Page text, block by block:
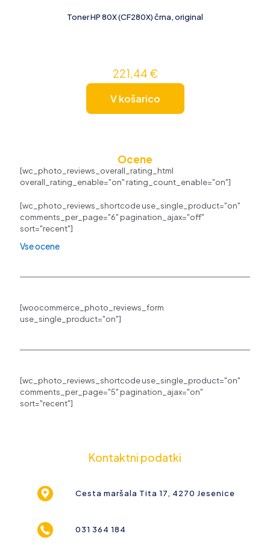
Toner HP 80X (CF280X) črna, original
221,44 €
V košarico
Ocene
[wc_photo_reviews_overall_rating_html
overall_rating_enable="on" rating_count_enable="on"]
[wc_photo_reviews_shortcode use_single_product="on"
comments_per_page="6" pagination_ajax="off"
sort="recent"]
Vse ocene
[woocommerce_photo_reviews_form
use_single_product="on"]
[wc_photo_reviews_shortcode use_single_product="on"
comments_per_page="5" pagination_ajax="on"
sort="recent"]
Kontaktni podatki
Cesta maršala Tita 17, 4270 Jesenice
031 364 184